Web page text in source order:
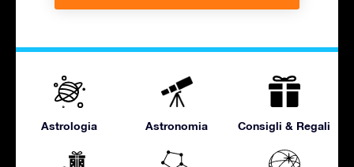
Astrologia Astronomia Consigli & Regali